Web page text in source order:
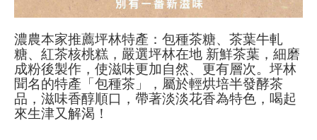
濃農本家推薦坪林特產：包種茶糖、茶葉牛軋
糖、紅茶核桃糕，嚴選坪林在地 新鮮茶葉，細磨
成粉後製作，使滋味更加自然、更有層次。坪林
聞名的特產「包種茶」，屬於輕烘培半發酵茶
品，滋味香醇順口，帶著淡淡花香為特色，喝起
來生津又解渴！